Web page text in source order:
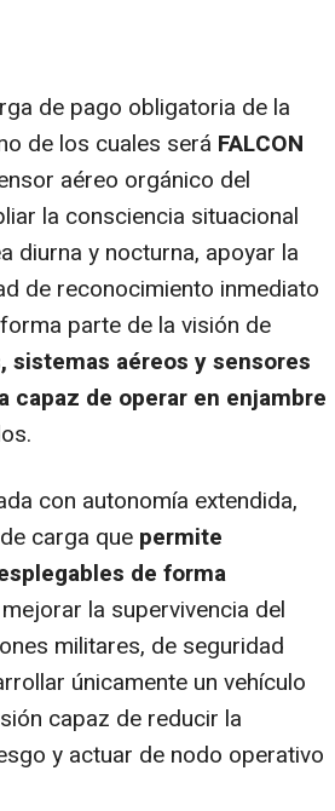
de pago obligatoria de la
de los cuales será FALCON
aéreo orgánico del
la consciencia situacional
diurna y nocturna, apoyar la
de reconocimiento inmediato
parte de la visión de
aéreos y sensores
de operar en enjambre
con autonomía extendida,
carga que permite
de forma
la supervivencia del
militares, de seguridad
únicamente un vehículo
capaz de reducir la
y actuar de nodo operativo